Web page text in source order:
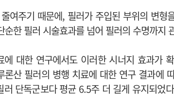
여주기 때문에, 필러가 주입된 부위의 변형
한 필러 시술효과를 넘어 필러의 수명까지
대한 연구에서도 이러한 시너지 효과가
론산 필러의 병행 치료에 대한 연구 결과에
단독군보다 평균 6.5주 더 길게 유지되었